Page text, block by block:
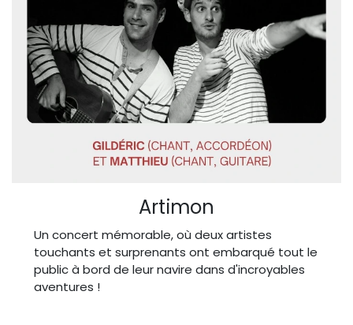
Artimon
Un concert mémorable, où deux artistes
touchants et surprenants ont embarqué tout le
public à bord de leur navire dans d'incroyables
aventures !